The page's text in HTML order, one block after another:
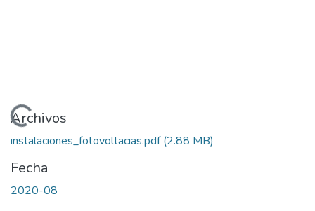
Cargando...
Archivos
instalaciones_fotovoltacias.pdf(2.88 MB)
Fecha
2020-08